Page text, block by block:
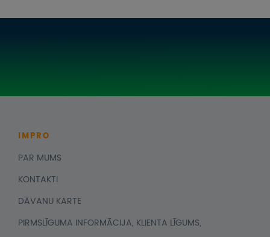
IMPRO
PAR MUMS
KONTAKTI
DĀVANU KARTE
PIRMSLĪGUMA INFORMĀCIJA, KLIENTA LĪGUMS,